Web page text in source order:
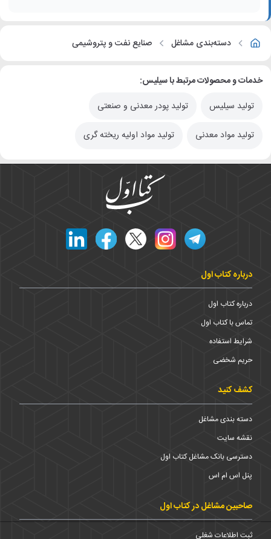
دسته‌بندی مشاغل صنایع نفت و پتروشیمی
خدمات و محصولات مرتبط با سیلیس:
تولید سیلیس
تولید پودر معدنی و صنعتی
تولید مواد معدنی تولید مواد اولیه ریخته گری
درباره کتاب اول
درباره کتاب اول
تماس با کتاب اول
شرایط استفاده
حریم شخضی
کشف کنید
دسته بندی مشاغل
نقشه سایت
دسترسی بانک مشاغل کتاب اول
پنل اس ام اس
صاحبین مشاغل در کتاب اول
ثبت اطلاعات شغلی